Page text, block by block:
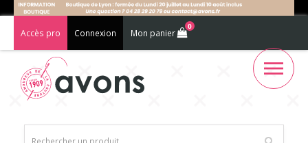
Accès pro Connexion Mon panier
0